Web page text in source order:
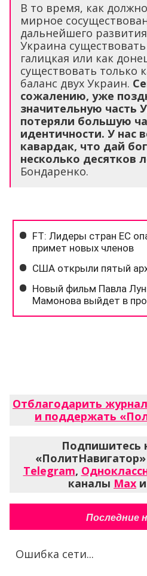
В то время, как
мирное
дальнейшего
Украина
галицкая или как
существовать только
баланс двух Украин.
сожалению, уже
значительную часть
потеряли большую
идентичности. У нас
кавардак, что дай
несколько десятков
Бондаренко.
Отблагодарить
и поддержать
Подпишитесь
Telegram,
каналы Max и
Последние
Ошибка сети...